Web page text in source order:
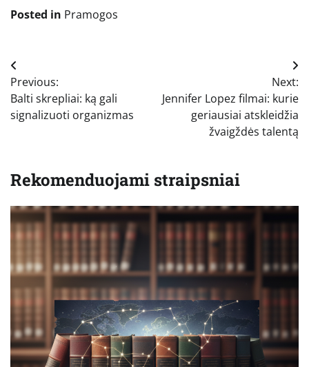
Posted in Pramogos
Navigacija
tarp
įrašų
Previous:
Balti skrepliai: ką gali
signalizuoti organizmas
Next:
Jennifer Lopez filmai: kurie
geriausiai atskleidžia
žvaigždės talentą
Rekomenduojami straipsniai